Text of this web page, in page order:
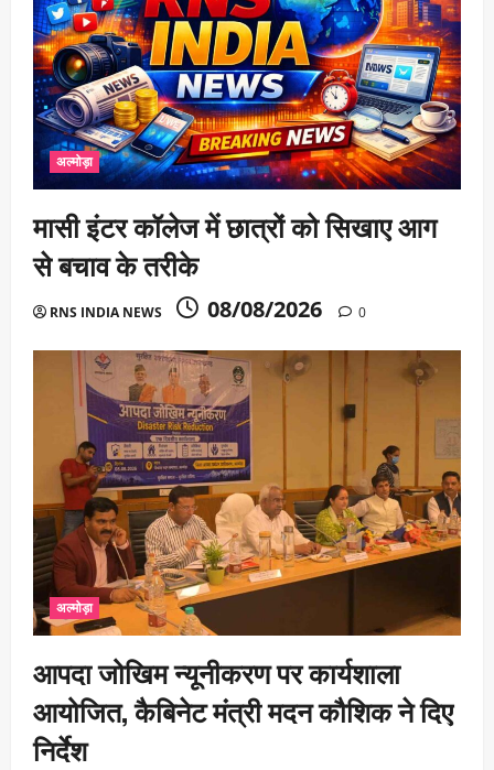
अल्मोड़ा
मासी इंटर कॉलेज में छात्रों को सिखाए आग
से बचाव के तरीके
RNS INDIA NEWS 08/08/2026 0
अल्मोड़ा
आपदा जोखिम न्यूनीकरण पर कार्यशाला
आयोजित, कैबिनेट मंत्री मदन कौशिक ने दिए
निर्देश